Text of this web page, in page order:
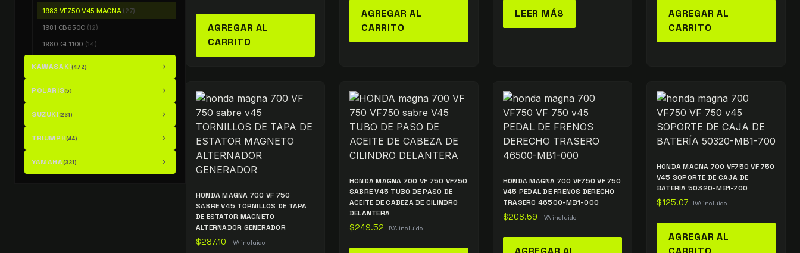
1983 VF750 V45 MAGNA (27)
1981 CB650C (12)
1980 GL1100 (14)
KAWASAKI(472) chevron_right
POLARIS(5) chevron_right
SUZUKI(231) chevron_right
TRIUMPH(44) chevron_right
YAMAHA(331) chevron_right
AGREGAR AL
CARRITO
AGREGAR AL
CARRITO
LEER MÁS
AGREGAR AL
CARRITO
HONDA MAGNA 700 VF 750
SABRE V45 TORNILLOS DE TAPA
DE ESTATOR MAGNETO
ALTERNADOR GENERADOR
$287.10 IVA incluido
HONDA MAGNA 700 VF 750 VF750
SABRE V45 TUBO DE PASO DE
ACEITE DE CABEZA DE CILINDRO
DELANTERA
$249.52 IVA incluido
HONDA MAGNA 700 VF750 VF 750
V45 PEDAL DE FRENOS DERECHO
TRASERO 46500-MB1-000
$208.59 IVA incluido
HONDA MAGNA 700 VF750 VF 750
V45 SOPORTE DE CAJA DE
BATERÍA 50320-MB1-700
$125.07 IVA incluido
AGREGAR AL